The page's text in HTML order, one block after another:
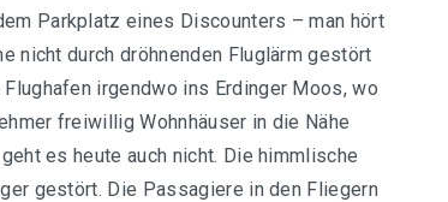
Parkplatz eines Discounters – man hört
nicht durch dröhnenden Fluglärm gestört
irgendwo ins Erdinger Moos, wo
freiwillig Wohnhäuser in die Nähe
es heute auch nicht. Die himmlische
gestört. Die Passagiere in den Fliegern